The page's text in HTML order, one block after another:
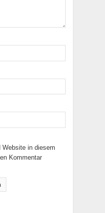
Website in diesem
Kommentar